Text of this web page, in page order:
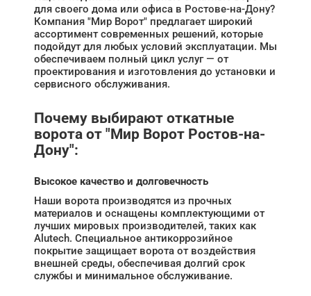
для своего дома или офиса в Ростове-на-Дону?
Компания "Мир Ворот" предлагает широкий
ассортимент современных решений, которые
подойдут для любых условий эксплуатации. Мы
обеспечиваем полный цикл услуг — от
проектирования и изготовления до установки и
сервисного обслуживания.
Почему выбирают откатные
ворота от "Мир Ворот Ростов-на-
Дону":
Высокое качество и долговечность
Наши ворота производятся из прочных
материалов и оснащены комплектующими от
лучших мировых производителей, таких как
Alutech. Специальное антикоррозийное
покрытие защищает ворота от воздействия
внешней среды, обеспечивая долгий срок
службы и минимальное обслуживание.